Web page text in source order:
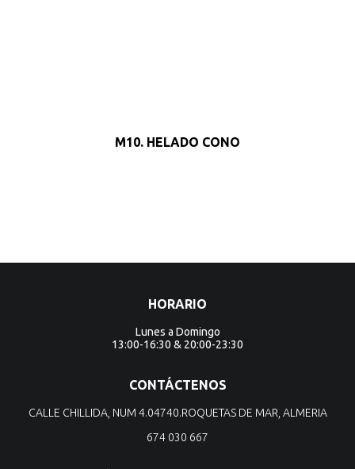
M10. HELADO CONO
HORARIO
Lunes a Domingo
13:00-16:30 & 20:00-23:30
CONTÁCTENOS
CALLE CHILLIDA, NUM 4.04740.ROQUETAS DE MAR, ALMERIA
674 030 667